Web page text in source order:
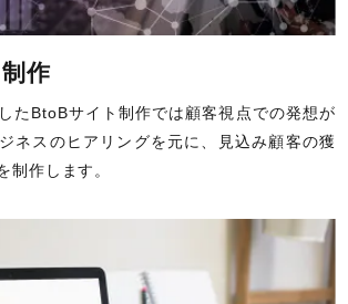
作
たBtoBサイト制作では顧客視点での発想が
ネスのヒアリングを元に、見込み顧客の獲
制作します。